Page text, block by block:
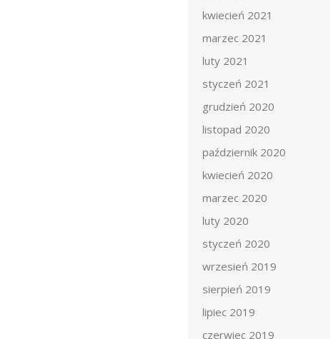
kwiecień 2021
marzec 2021
luty 2021
styczeń 2021
grudzień 2020
listopad 2020
październik 2020
kwiecień 2020
marzec 2020
luty 2020
styczeń 2020
wrzesień 2019
sierpień 2019
lipiec 2019
czerwiec 2019